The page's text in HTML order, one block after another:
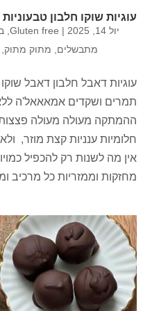
עוגיות שוקו חלבון
יול 14, 2025 |
Gluten free
,
מתבשלים, מתוק מתוק,
עוגיות דאבל חלבון דאבל
תמרים ושקדים אמאאאל'ה
ההמתקה מעולה מעולה פצצות
חלומיות ענניות קצת מוזר,
אין מה לשנות רק להכפיל
מחזקות וממזריות כל מרכיב